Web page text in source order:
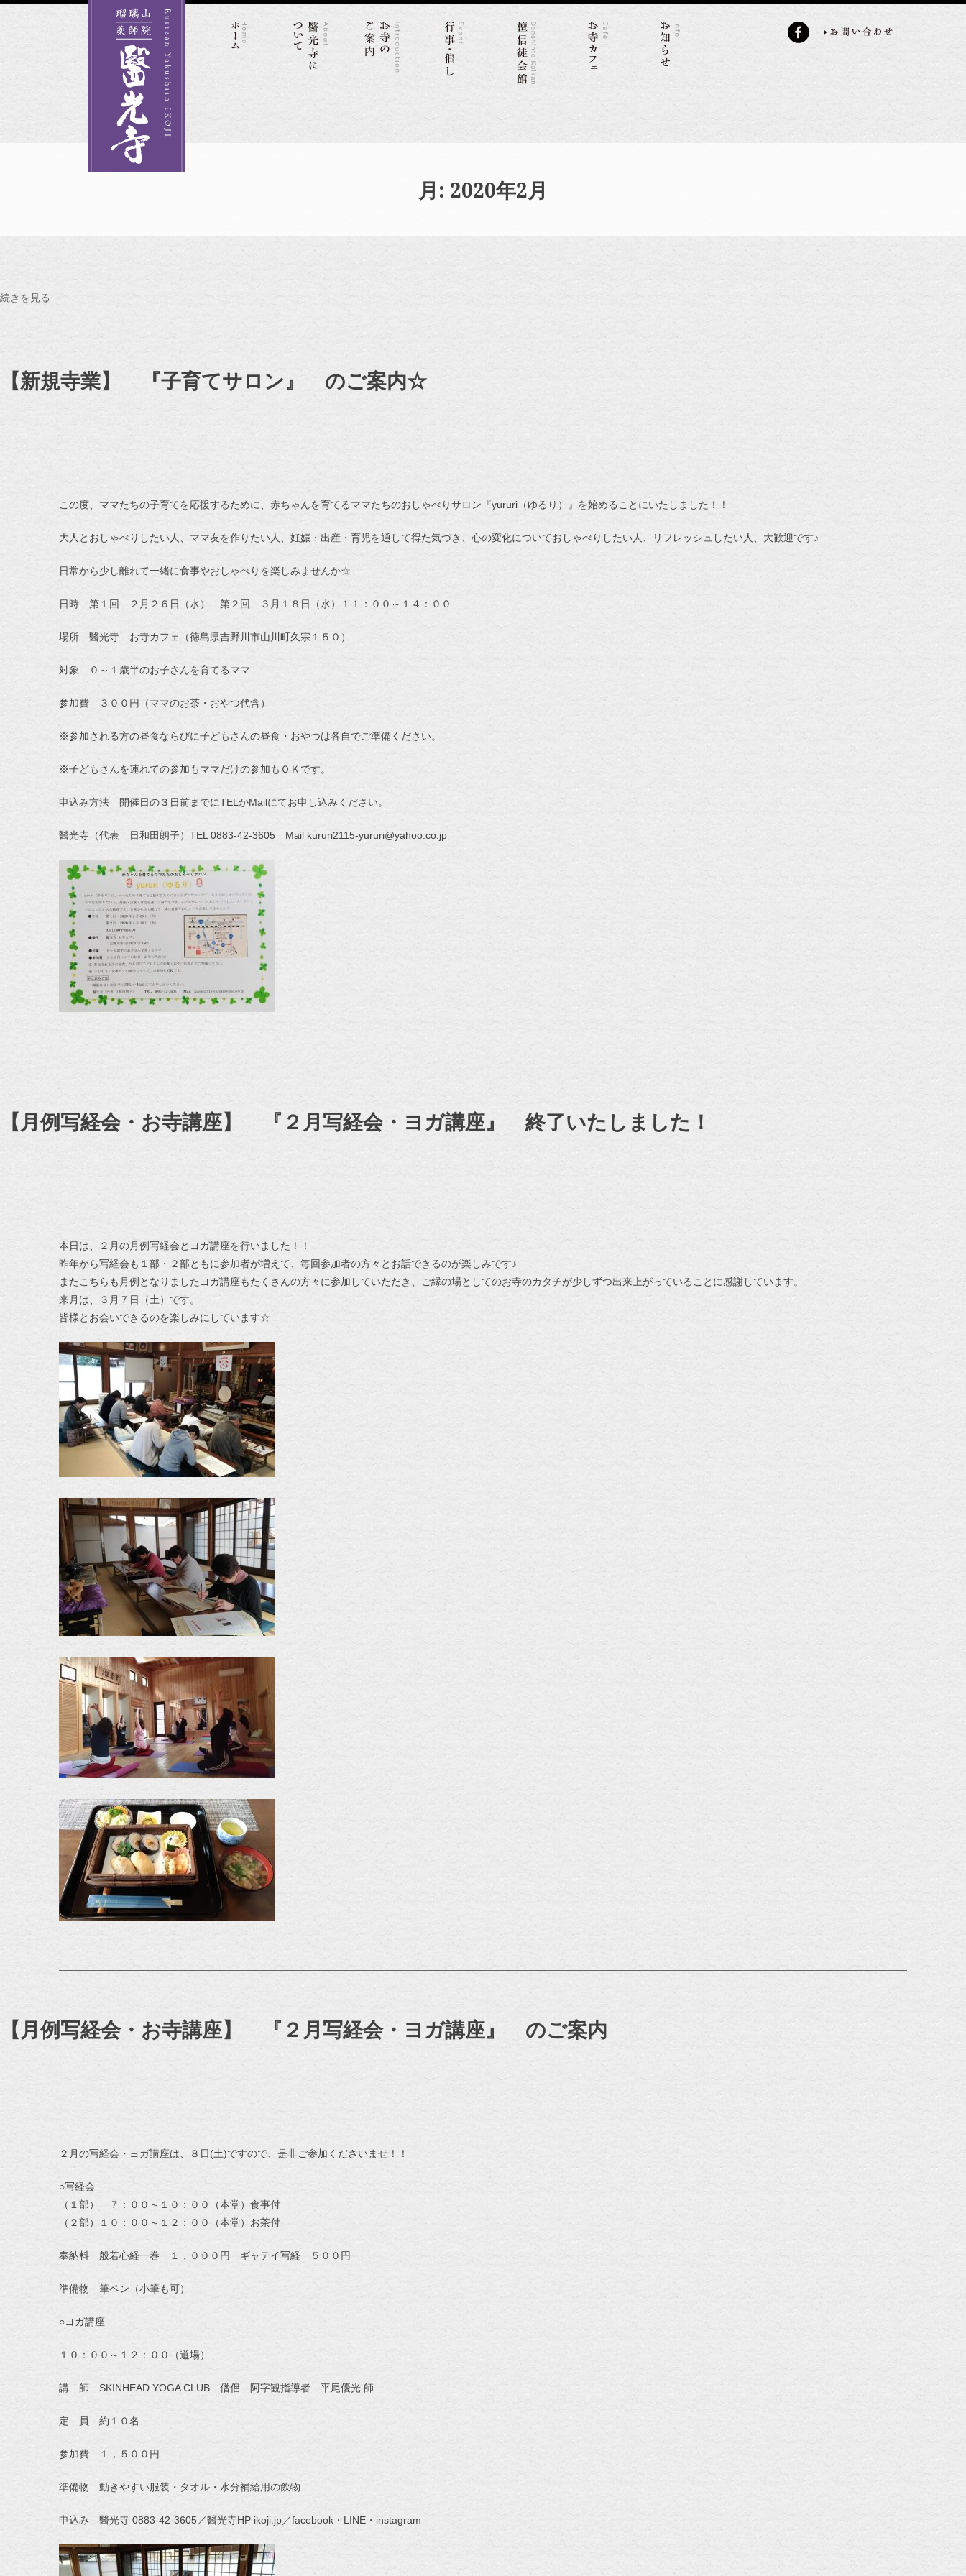
月: 2020年2月
続きを見る
【新規寺業】 『子育てサロン』 のご案内☆
この度、ママたちの子育てを応援するために、赤ちゃんを育てるママたちのおしゃべりサロン『yururi（ゆるり）』を始めることにいたしました！！
大人とおしゃべりしたい人、ママ友を作りたい人、妊娠・出産・育児を通して得た気づき、心の変化についておしゃべりしたい人、リフレッシュしたい人、大歓迎です♪
日常から少し離れて一緒に食事やおしゃべりを楽しみませんか☆
日時 第１回 ２月２６日（水） 第２回 ３月１８日（水）１１：００～１４：００
場所 醫光寺 お寺カフェ（徳島県吉野川市山川町久宗１５０）
対象 ０～１歳半のお子さんを育てるママ
参加費 ３００円（ママのお茶・おやつ代含）
※参加される方の昼食ならびに子どもさんの昼食・おやつは各自でご準備ください。
※子どもさんを連れての参加もママだけの参加もＯＫです。
申込み方法 開催日の３日前までにTELかMailにてお申し込みください。
醫光寺（代表 日和田朗子）TEL 0883-42-3605 Mail kururi2115-yururi@yahoo.co.jp
【月例写経会・お寺講座】 『２月写経会・ヨガ講座』 終了いたしました！
本日は、２月の月例写経会とヨガ講座を行いました！！
昨年から写経会も１部・２部ともに参加者が増えて、毎回参加者の方々とお話できるのが楽しみです♪
またこちらも月例となりましたヨガ講座もたくさんの方々に参加していただき、ご縁の場としてのお寺のカタチが少しずつ出来上がっていることに感謝しています。
来月は、３月７日（土）です。
皆様とお会いできるのを楽しみにしています☆
【月例写経会・お寺講座】 『２月写経会・ヨガ講座』 のご案内
２月の写経会・ヨガ講座は、８日(土)ですので、是非ご参加くださいませ！！
○写経会
（１部） ７：００～１０：００（本堂）食事付
（２部）１０：００～１２：００（本堂）お茶付
奉納料 般若心経一巻 １，０００円 ギャテイ写経 ５００円
準備物 筆ペン（小筆も可）
○ヨガ講座
１０：００～１２：００（道場）
講 師 SKINHEAD YOGA CLUB 僧侶 阿字観指導者 平尾優光 師
定 員 約１０名
参加費 １，５００円
準備物 動きやすい服装・タオル・水分補給用の飲物
申込み 醫光寺 0883-42-3605／醫光寺HP ikoji.jp／facebook・LINE・instagram